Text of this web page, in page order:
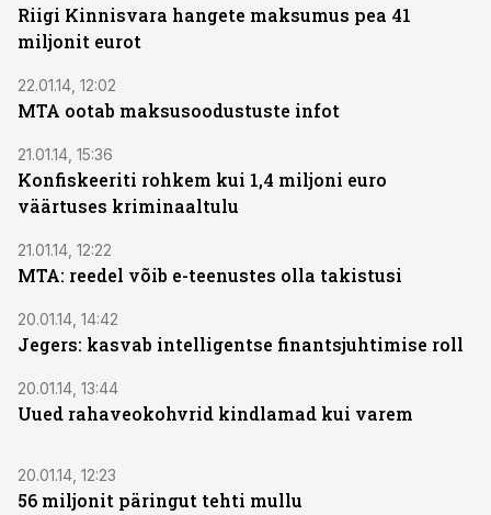
Riigi Kinnisvara hangete maksumus pea 41
miljonit eurot
22.01.14, 12:02
MTA ootab maksusoodustuste infot
21.01.14, 15:36
Konfiskeeriti rohkem kui 1,4 miljoni euro
väärtuses kriminaaltulu
21.01.14, 12:22
MTA: reedel võib e-teenustes olla takistusi
20.01.14, 14:42
Jegers: kasvab intelligentse finantsjuhtimise roll
20.01.14, 13:44
Uued rahaveokohvrid kindlamad kui varem
20.01.14, 12:23
56 miljonit päringut tehti mullu